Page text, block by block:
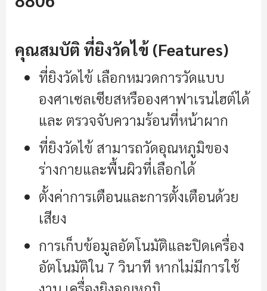
คุณสมบัติ ที่ยิงวัดไข้ (Features)
ที่ยิงวัดไข้ เลือกหมวดการวัดแบบ
องศาเซลเซียสหรือองศาฟาเรนไฮต์ได้
และ ตรวจจับความร้อนที่หน้าผาก
ที่ยิงวัดไข้ สามารถวัดอุณหภูมิของ
ร่างกายและพื้นผิวที่เลือกได้
ตั้งค่าการเตือนและการตั้งเตือนด้วย
เสียง
การเก็บข้อมูลอัตโนมัติและปิดเครื่อง
อัตโนมัติใน 7 วินาที หากไม่มีการใช้